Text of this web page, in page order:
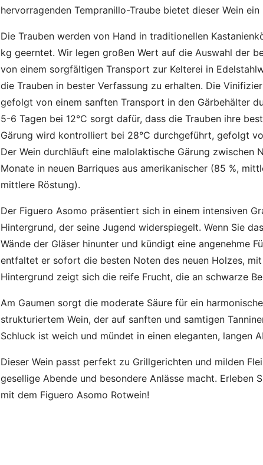
hervorragenden Tempranillo-Traube bietet dieser Wein
Die Trauben werden von Hand in traditionellen
kg geerntet. Wir legen großen Wert auf die Auswahl der
von einem sorgfältigen Transport zur Kelterei in
die Trauben in bester Verfassung zu erhalten. Die
gefolgt von einem sanften Transport in den Gärbehälter
5-6 Tagen bei 12°C sorgt dafür, dass die Trauben ihre
Gärung wird kontrolliert bei 28°C durchgeführt, gefolgt
Der Wein durchläuft eine malolaktische Gärung zwischen
Monate in neuen Barriques aus amerikanischer (85 %,
mittlere Röstung).
Der Figuero Asomo präsentiert sich in einem intensiven
Hintergrund, der seine Jugend widerspiegelt. Wenn Sie
Wände der Gläser hinunter und kündigt eine angenehme
entfaltet er sofort die besten Noten des neuen Holzes,
Hintergrund zeigt sich die reife Frucht, die an schwarze
Am Gaumen sorgt die moderate Säure für ein
strukturiertem Wein, der auf sanften und samtigen
Schluck ist weich und mündet in einen eleganten, langen
Dieser Wein passt perfekt zu Grillgerichten und milden
gesellige Abende und besondere Anlässe macht. Erleben
mit dem Figuero Asomo Rotwein!